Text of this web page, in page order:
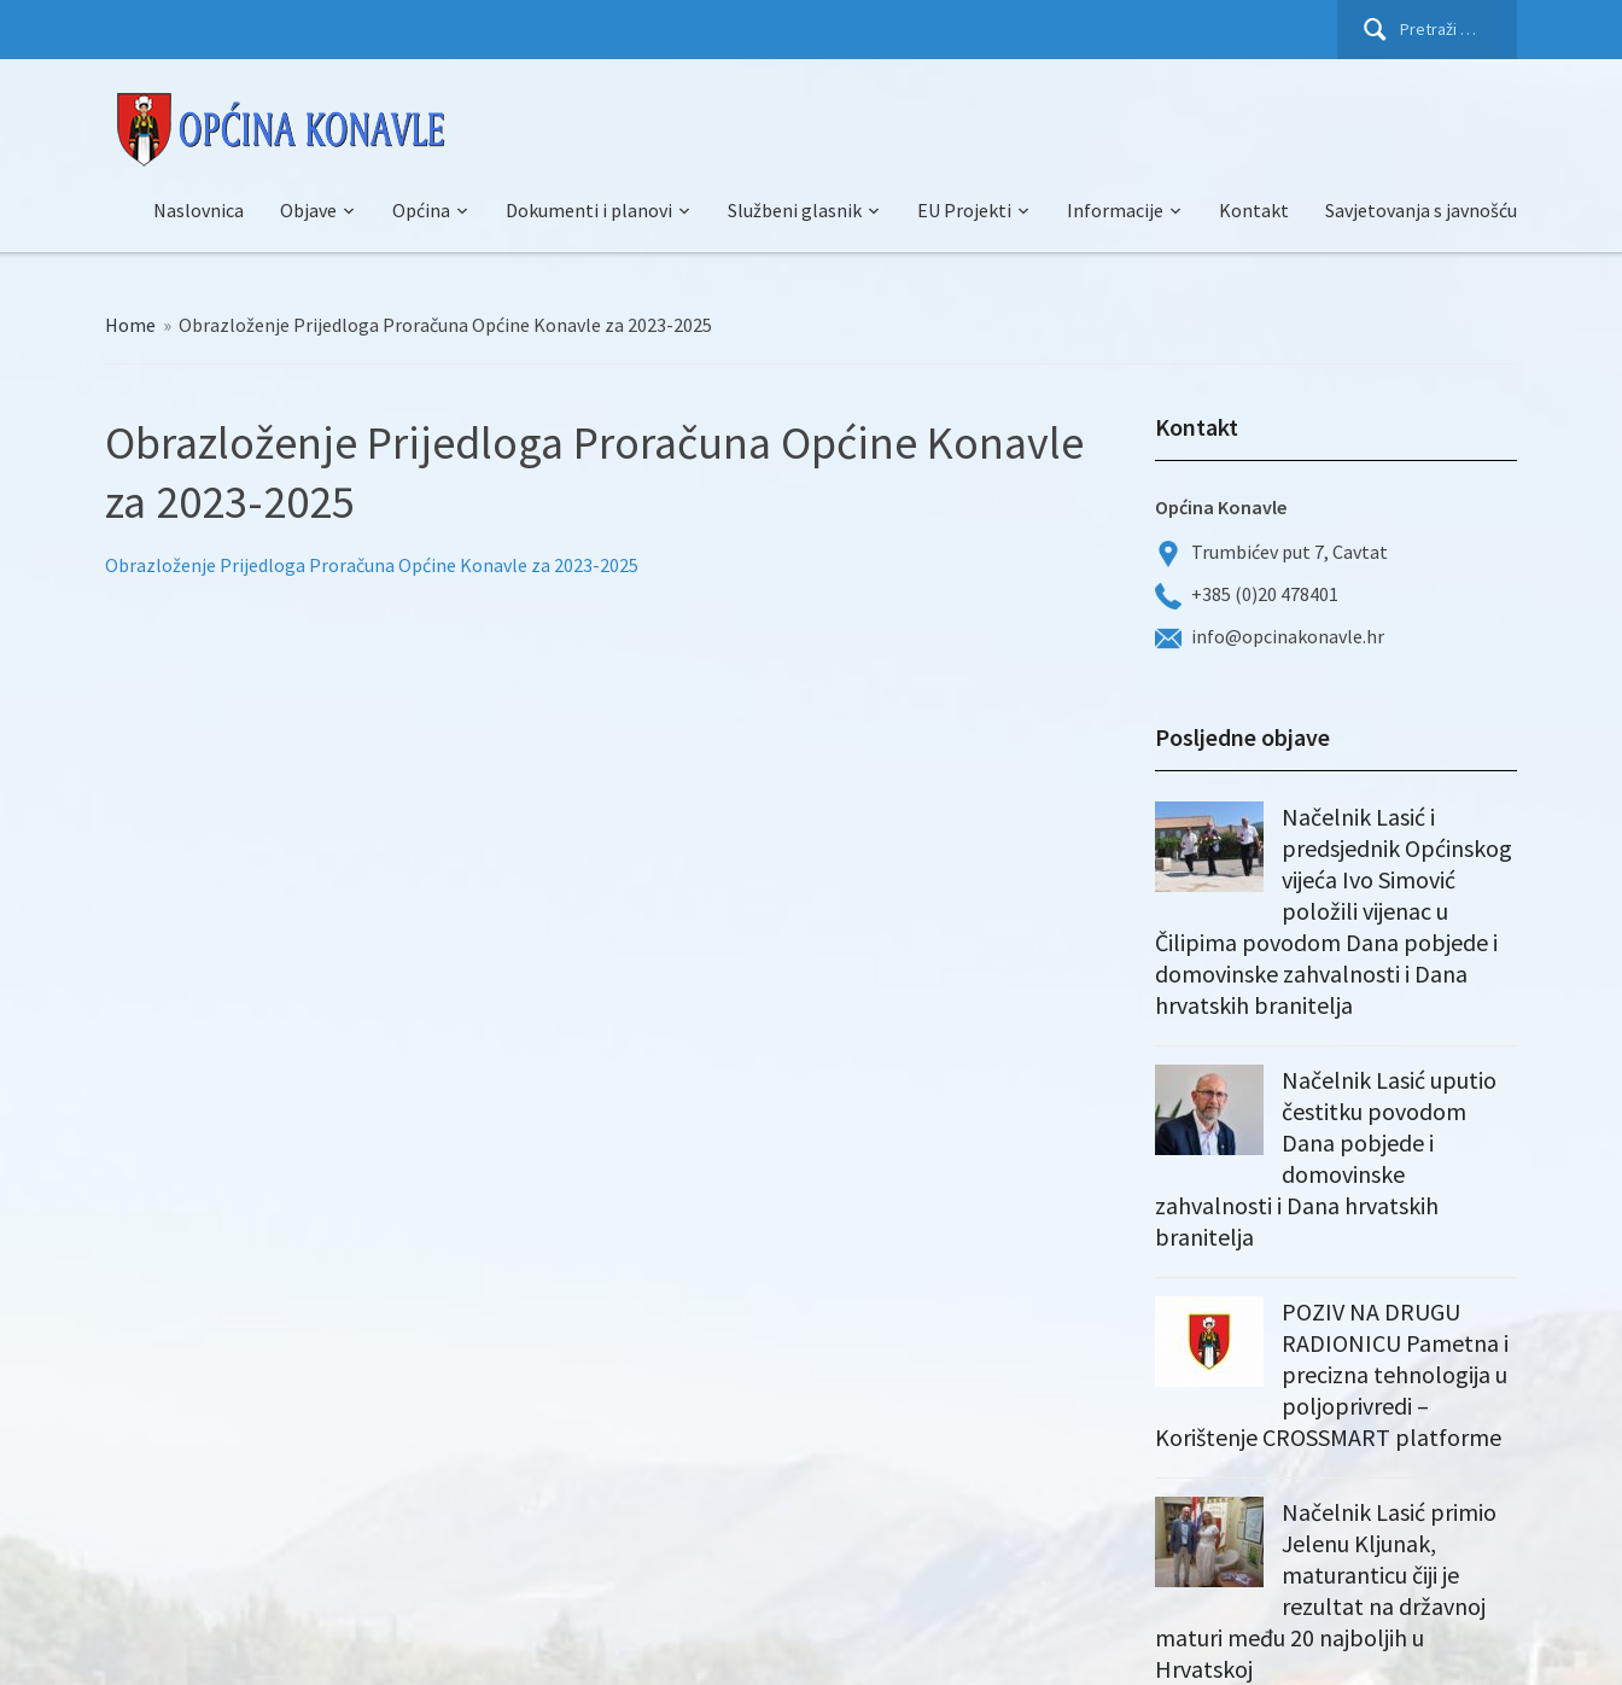
Pretraži:
Naslovnica Objave Općina Dokumenti i planovi Službeni glasnik EU Projekti Informacije Kontakt Savjetovanja s javnošću
Home » Obrazloženje Prijedloga Proračuna Općine Konavle za 2023-2025
Obrazloženje Prijedloga Proračuna Općine Konavle
za 2023-2025
Obrazloženje Prijedloga Proračuna Općine Konavle za 2023-2025
Kontakt
Općina Konavle
Trumbićev put 7, Cavtat
+385 (0)20 478401
info@opcinakonavle.hr
Posljedne objave
Načelnik Lasić i
predsjednik Općinskog
vijeća Ivo Simović
položili vijenac u
Čilipima povodom Dana pobjede i
domovinske zahvalnosti i Dana
hrvatskih branitelja
Načelnik Lasić uputio
čestitku povodom
Dana pobjede i
domovinske
zahvalnosti i Dana hrvatskih
branitelja
POZIV NA DRUGU
RADIONICU Pametna i
precizna tehnologija u
poljoprivredi –
Korištenje CROSSMART platforme
Načelnik Lasić primio
Jelenu Kljunak,
maturanticu čiji je
rezultat na državnoj
maturi među 20 najboljih u
Hrvatskoj